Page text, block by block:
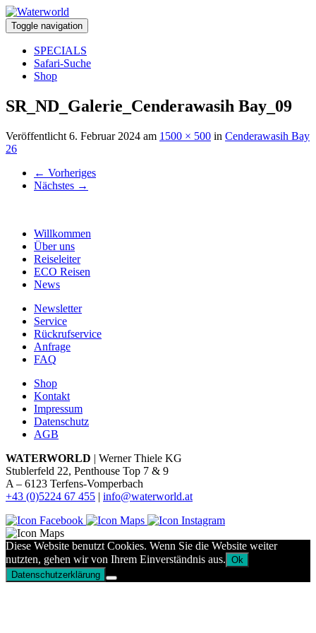
Toggle navigation
SPECIALS
Safari-Suche
Shop
SR_ND_Galerie_Cenderawasih Bay_09
Veröffentlicht 6. Februar 2024 am 1500 × 500 in Cenderawasih Bay
26
← Vorheriges
Nächstes →
Willkommen
Über uns
Reiseleiter
ECO Reisen
News
Newsletter
Service
Rückrufservice
Anfrage
FAQ
Shop
Kontakt
Impressum
Datenschutz
AGB
WATERWORLD | Werner Thiele KG
Stublerfeld 22, Penthouse Top 7 & 9
A – 6123 Terfens-Vomperbach
+43 (0)5224 67 455 | info@waterworld.at
Diese Website benutzt Cookies. Wenn Sie die Website weiter
nutzten, gehen wir von Ihrem Einverständnis aus. Ok
Datenschutzerklärung